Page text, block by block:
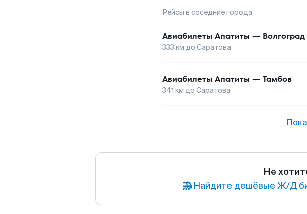
Рейсы в соседние города
Авиабилеты Апатиты — Волгоград
333 км до Саратова
Авиабилеты Апатиты — Тамбов
341 км до Саратова
Не
Найдите дешёвые Ж/Д